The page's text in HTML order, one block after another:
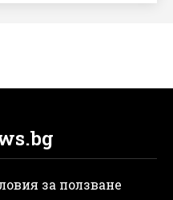
за ползване